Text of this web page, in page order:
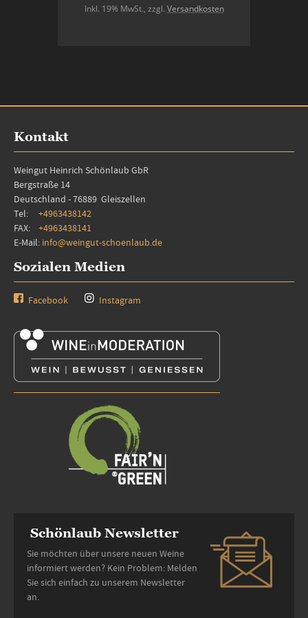
Inkl. 19% MwSt., zzgl. Versandkosten
Kontakt
Weingut Heinrich Schönlaub GbR
Bergstraße 14
Deutschland - 76889 Gleiszellen
Tel: +4963438142
FAX: +4963438141
E-Mail: info@weingut-schoenlaub.de
Sozialen Medien
Facebook Instagram
Schönlaub Newsletter
Sie möchten über unsere neuen Weine
informiert werden? Kein Problem: Melden
Sie sich einfach zu unserem Newsletter
an.